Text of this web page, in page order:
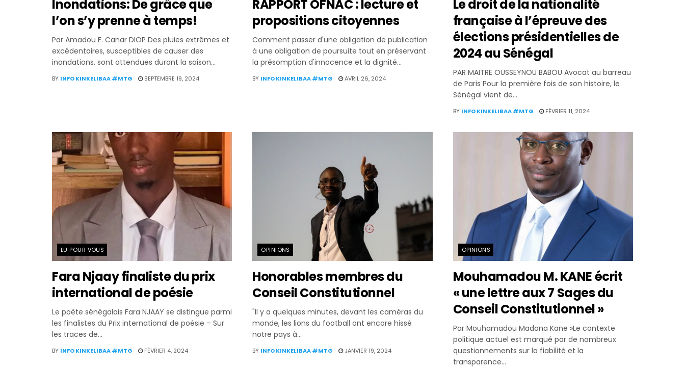
Inondations: De grâce que
l’on s’y prenne à temps!
Par Amadou F. Canar DIOP Des pluies extrêmes et
excédentaires, susceptibles de causer des
inondations, sont attendues durant la saison...
BY INFO KINKELIBAA #MTG SEPTEMBRE 19, 2024
RAPPORT OFNAC : lecture et
propositions citoyennes
Comment passer d'une obligation de publication
à une obligation de poursuite tout en préservant
la présomption d'innocence et la dignité...
BY INFO KINKELIBAA #MTG AVRIL 26, 2024
Le droit de la nationalité
française à l’épreuve des
élections présidentielles de
2024 au Sénégal
PAR MAITRE OUSSEYNOU BABOU Avocat au barreau
de Paris Pour la première fois de son histoire, le
Sénégal vient de...
BY INFO KINKELIBAA #MTG FÉVRIER 11, 2024
LU POUR VOUS
Fara Njaay finaliste du prix
international de poésie
Le poète sénégalais Fara NJAAY se distingue parmi
les finalistes du Prix international de poésie – Sur
les traces de...
BY INFO KINKELIBAA #MTG FÉVRIER 4, 2024
OPINIONS
Honorables membres du
Conseil Constitutionnel
"Il y a quelques minutes, devant les caméras du
monde, les lions du football ont encore hissé
notre pays à...
BY INFO KINKELIBAA #MTG JANVIER 19, 2024
OPINIONS
Mouhamadou M. KANE écrit
« une lettre aux 7 Sages du
Conseil Constitutionnel »
Par Mouhamadou Madana Kane »Le contexte
politique actuel est marqué par de nombreux
questionnements sur la fiabilité et la
transparence...